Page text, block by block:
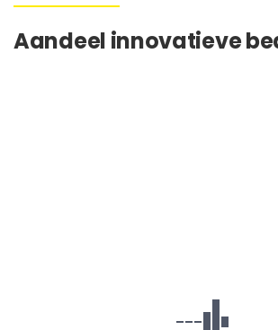
Aandeel innovatieve